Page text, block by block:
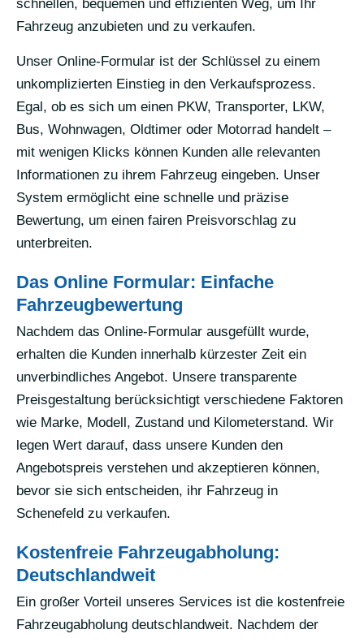
schnellen, bequemen und effizienten Weg, um Ihr
Fahrzeug anzubieten und zu verkaufen.
Unser Online-Formular ist der Schlüssel zu einem
unkomplizierten Einstieg in den Verkaufsprozess.
Egal, ob es sich um einen PKW, Transporter, LKW,
Bus, Wohnwagen, Oldtimer oder Motorrad handelt –
mit wenigen Klicks können Kunden alle relevanten
Informationen zu ihrem Fahrzeug eingeben. Unser
System ermöglicht eine schnelle und präzise
Bewertung, um einen fairen Preisvorschlag zu
unterbreiten.
Das Online Formular: Einfache
Fahrzeugbewertung
Nachdem das Online-Formular ausgefüllt wurde,
erhalten die Kunden innerhalb kürzester Zeit ein
unverbindliches Angebot. Unsere transparente
Preisgestaltung berücksichtigt verschiedene Faktoren
wie Marke, Modell, Zustand und Kilometerstand. Wir
legen Wert darauf, dass unsere Kunden den
Angebotspreis verstehen und akzeptieren können,
bevor sie sich entscheiden, ihr Fahrzeug in
Schenefeld zu verkaufen.
Kostenfreie Fahrzeugabholung:
Deutschlandweit
Ein großer Vorteil unseres Services ist die kostenfreie
Fahrzeugabholung deutschlandweit. Nachdem der